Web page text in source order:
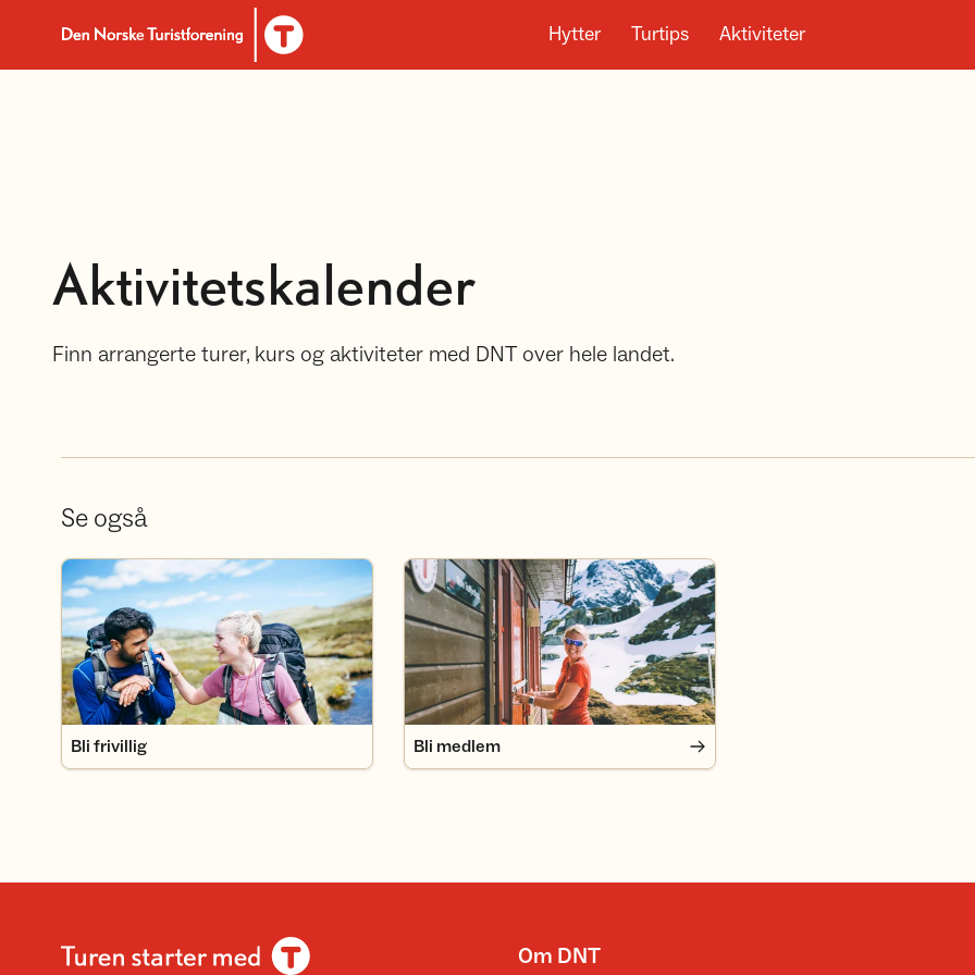
Til DNT.no forside
Hytter Turtips Aktiviteter
Aktivitetskalender
Finn arrangerte turer, kurs og aktiviteter med DNT over hele landet.
Se også
Bli frivillig
Bli frivillig
Bli medlem
Bli medlem
Om DNT